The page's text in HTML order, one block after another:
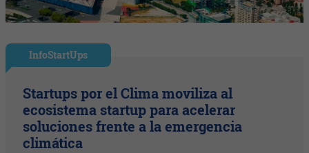
InfoStartUps
Startups por el Clima moviliza al
ecosistema startup para acelerar
soluciones frente a la emergencia
climática